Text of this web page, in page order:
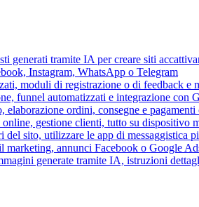
generati tramite IA per creare siti
Instagram, WhatsApp o Telegram
moduli di registrazione o di feedback e
funnel automatizzati e integrazione con
elaborazione ordini, consegne e pagamenti
gestione clienti, tutto su dispositivo
sito, utilizzare le app di messaggistica
marketing, annunci Facebook o Google
generate tramite IA, istruzioni